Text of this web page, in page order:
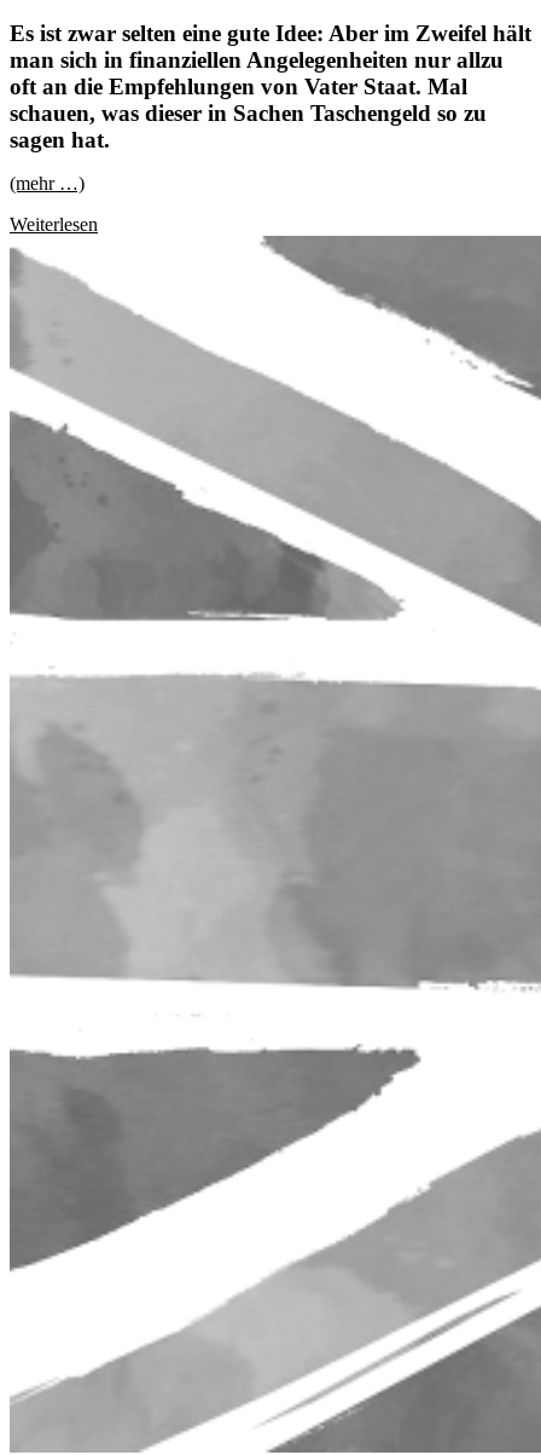
Es ist zwar selten eine gute Idee: Aber im Zweifel hält
man sich in finanziellen Angelegenheiten nur allzu
oft an die Empfehlungen von Vater Staat. Mal
schauen, was dieser in Sachen Taschengeld so zu
sagen hat.
(mehr …)
Weiterlesen
staatliche
Modell